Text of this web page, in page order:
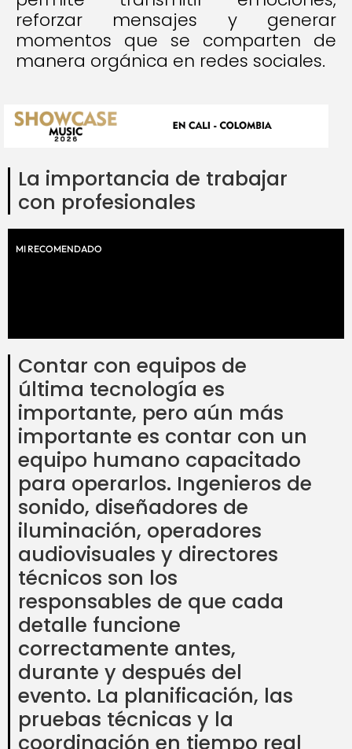
reforzar mensajes y generar
momentos que se comparten de
manera orgánica en redes sociales.
La importancia de trabajar
con profesionales
MI RECOMENDADO
Contar con equipos de
última tecnología es
importante, pero aún más
importante es contar con un
equipo humano capacitado
para operarlos. Ingenieros de
sonido, diseñadores de
iluminación, operadores
audiovisuales y directores
técnicos son los
responsables de que cada
detalle funcione
correctamente antes,
durante y después del
evento. La planificación, las
pruebas técnicas y la
coordinación en tiempo real